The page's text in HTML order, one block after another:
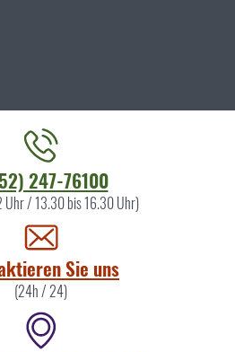
247-76100
Uhr / 13.30 bis 16.30 Uhr)
Sie uns
(24h / 24)